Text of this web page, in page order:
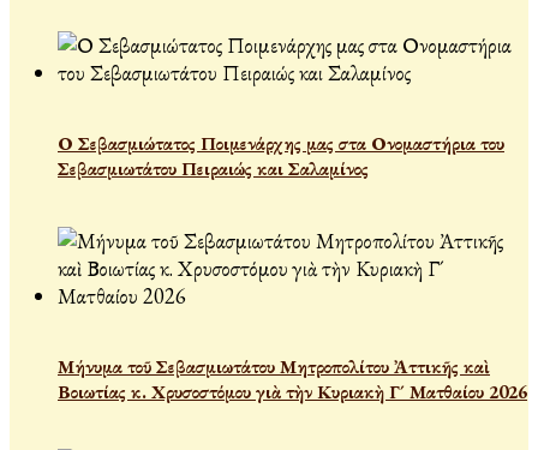
Ο Σεβασμιώτατος Ποιμενάρχης μας στα Ονομαστήρια του
Σεβασμιωτάτου Πειραιώς και Σαλαμίνος
Μήνυμα τοῦ Σεβασμιωτάτου Μητροπολίτου Ἀττικῆς καὶ
Βοιωτίας κ. Χρυσοστόμου γιὰ τὴν Κυριακὴ Γ´ Ματθαίου 2026